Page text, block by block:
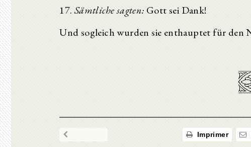
17.Sämtliche sagten: Gott sei Dank!
Und sogleich wurden sie enthauptet für den
Imprimer